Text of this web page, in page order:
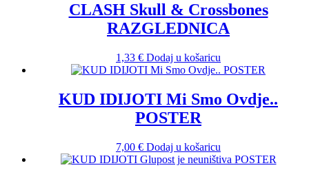
CLASH Skull & Crossbones
RAZGLEDNICA
1,33 € Dodaj u košaricu
KUD IDIJOTI Mi Smo Ovdje..
POSTER
7,00 € Dodaj u košaricu